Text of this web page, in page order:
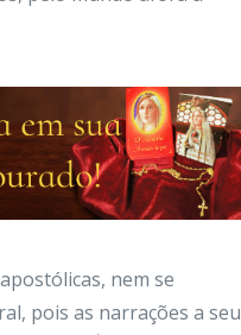
nem se
pois as narrações a seu